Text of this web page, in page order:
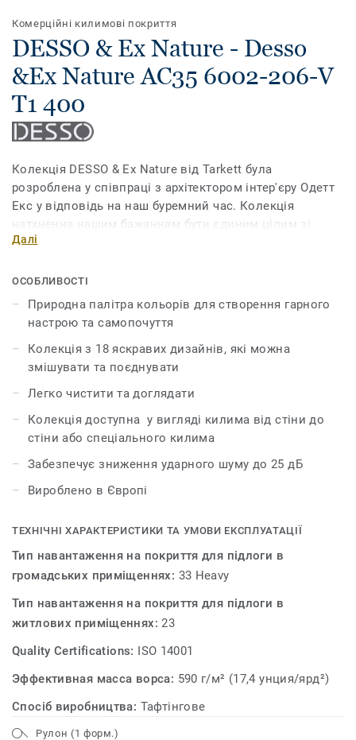
Комерційні килимові покриття
DESSO & Ex Nature - Desso
&Ex Nature AC35 6002-206-V
T1 400
Колекція DESSO & Ex Nature від Tarkett була
розроблена у співпраці з архітектором інтер'єру Одетт
Екс у відповідь на наш буремний час. Колекція
натхненна нашим бажанням бути єдиним цілим зі
світом природи. Використовуючи живі речовини та
релаксуючу мандрівку лісом разом із цією
приголомшливою колекцією.
Шість базових кольорів - земля, пісок, мох, космос,
деревне вугілля та фіолетовий - створюють чудовий
автентичний ефект, який досягається за допомогою
шарів світла й тіні. Колекція ідеально підходить для
Далі
ОСОБЛИВОСТІ
Природна палітра кольорів для створення гарного
настрою та самопочуття
Колекція з 18 яскравих дизайнів, які можна
змішувати та поєднувати
Легко чистити та доглядати
Колекція доступна у вигляді килима від стіни до
стіни або спеціального килима
Забезпечує зниження ударного шуму до 25 дБ
Вироблено в Європі
ТЕХНІЧНІ ХАРАКТЕРИСТИКИ ТА УМОВИ ЕКСПЛУАТАЦІЇ
Тип навантаження на покриття для підлоги в
громадських приміщеннях: 33 Heavy
Тип навантаження на покриття для підлоги в
житлових приміщеннях:23
Quality Certifications: ISO 14001
Эффективная масса ворса: 590 г/м² (17,4 унция/ярд²)
Спосіб виробництва: Тафтінгове
Рулон (1 форм.)